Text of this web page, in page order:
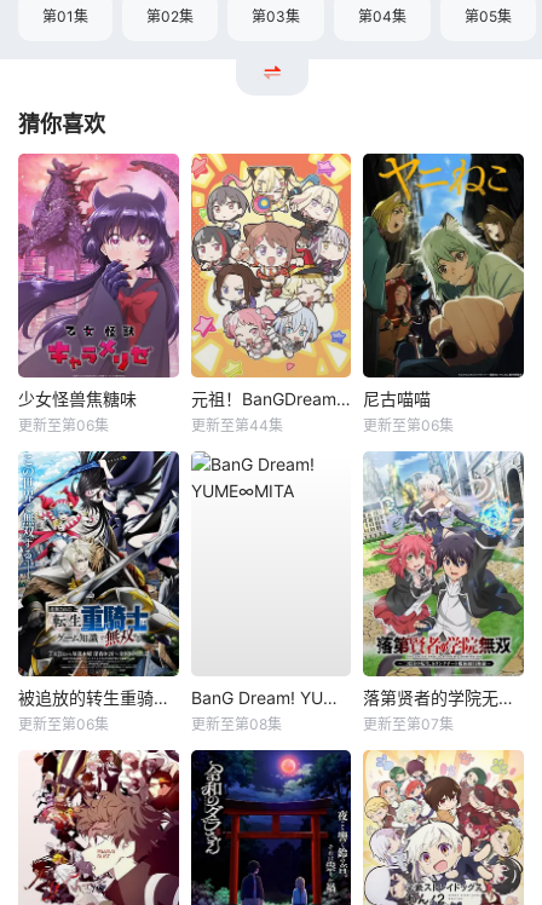
第01集 第02集 第03集 第04集 第05集
猜你喜欢
少女怪兽焦糖味
更新至第06集
元祖！BanGDream酱
更新至第44集
尼古喵喵
更新至第06集
被追放的转生重骑士用游戏知识开无双
更新至第06集
BanG Dream! YUME∞MITA
更新至第08集
落第贤者的学院无双第二回转生，S等级作弊魔术师冒险记
更新至第07集